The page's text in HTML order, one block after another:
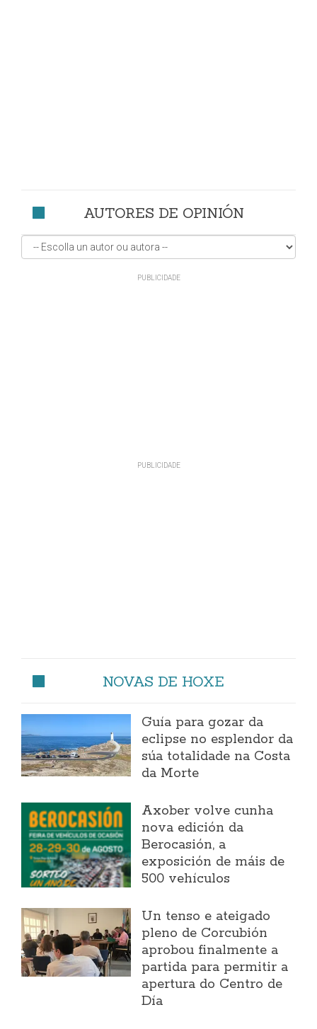
AUTORES DE OPINIÓN
NOVAS DE HOXE
Guía para gozar da
eclipse no esplendor da
súa totalidade na Costa
da Morte
Axober volve cunha
nova edición da
Berocasión, a
exposición de máis de
500 vehículos
Un tenso e ateigado
pleno de Corcubión
aprobou finalmente a
partida para permitir a
apertura do Centro de
Día